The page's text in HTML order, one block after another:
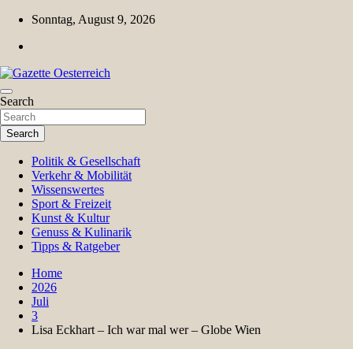
Skip
content
Sonntag, August 9, 2026
Gazette Oesterreich
Magazin für Freizeit, Politik, Kultur & Wissenschaft
Search
Search
Politik & Gesellschaft
Verkehr & Mobilität
Wissenswertes
Sport & Freizeit
Kunst & Kultur
Genuss & Kulinarik
Tipps & Ratgeber
Home
2026
Juli
3
Lisa Eckhart – Ich war mal wer – Globe Wien